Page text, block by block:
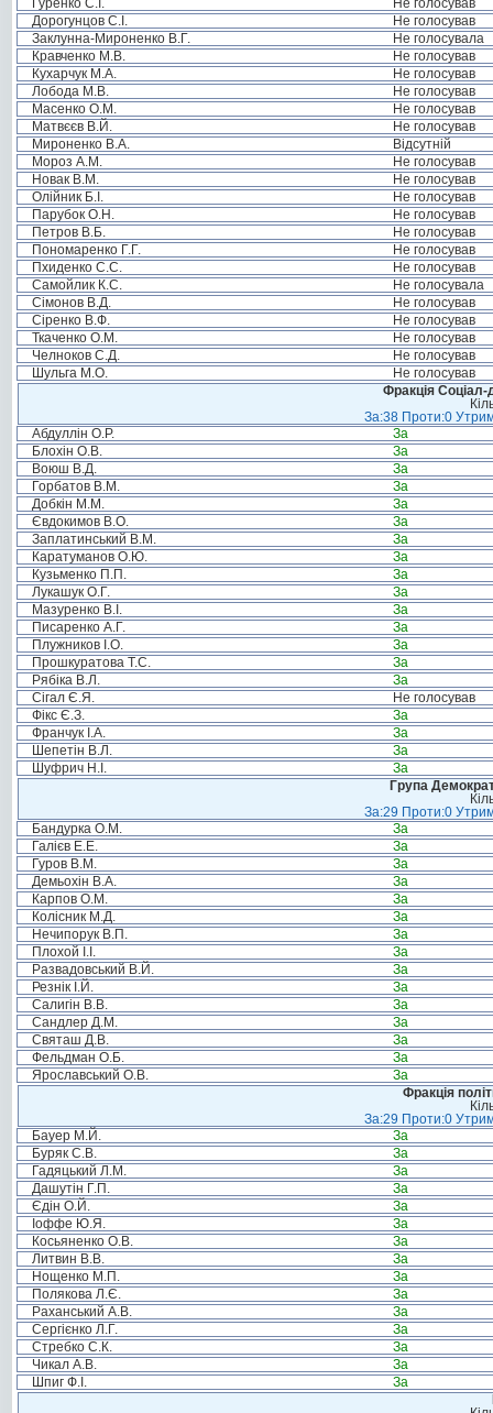
Гуренко С.І.
Не голосував
Дорогунцов С.І.
Не голосував
Заклунна-Мироненко В.Г.
Не голосувала
Кравченко М.В.
Не голосував
Кухарчук М.А.
Не голосував
Лобода М.В.
Не голосував
Масенко О.М.
Не голосував
Матвєєв В.Й.
Не голосував
Мироненко В.А.
Відсутній
Мороз А.М.
Не голосував
Новак В.М.
Не голосував
Олійник Б.І.
Не голосував
Парубок О.Н.
Не голосував
Петров В.Б.
Не голосував
Пономаренко Г.Г.
Не голосував
Пхиденко С.С.
Не голосував
Самойлик К.С.
Не голосувала
Сімонов В.Д.
Не голосував
Сіренко В.Ф.
Не голосував
Ткаченко О.М.
Не голосував
Челноков С.Д.
Не голосував
Шульга М.О.
Не голосував
Фракція Соціал-
За:38 Проти:0
Абдуллін О.Р.
За
Блохін О.В.
За
Воюш В.Д.
За
Горбатов В.М.
За
Добкін М.М.
За
Євдокимов В.О.
За
Заплатинський В.М.
За
Каратуманов О.Ю.
За
Кузьменко П.П.
За
Лукашук О.Г.
За
Мазуренко В.І.
За
Писаренко А.Г.
За
Плужников І.О.
За
Прошкуратова Т.С.
За
Рябіка В.Л.
За
Сігал Є.Я.
Не голосував
Фікс Є.З.
За
Франчук І.А.
За
Шепетін В.Л.
За
Шуфрич Н.І.
За
Група
За:29 Проти:0
Бандурка О.М.
За
Галієв Е.Е.
За
Гуров В.М.
За
Демьохін В.А.
За
Карпов О.М.
За
Колісник М.Д.
За
Нечипорук В.П.
За
Плохой І.І.
За
Развадовський В.Й.
За
Резнік І.Й.
За
Салигін В.В.
За
Сандлер Д.М.
За
Святаш Д.В.
За
Фельдман О.Б.
За
Ярославський О.В.
За
Фракція
За:29 Проти:0
Бауер М.Й.
За
Буряк С.В.
За
Гадяцький Л.М.
За
Дашутін Г.П.
За
Єдін О.Й.
За
Іоффе Ю.Я.
За
Косьяненко О.В.
За
Литвин В.В.
За
Нощенко М.П.
За
Полякова Л.Є.
За
Раханський А.В.
За
Сергієнко Л.Г.
За
Стребко С.К.
За
Чикал А.В.
За
Шпиг Ф.І.
За